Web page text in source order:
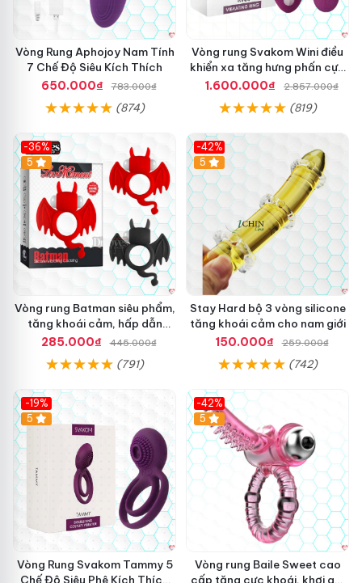
o
m
m
h
đ
e
t
r
í
s
a
u
t
i
h
o
Sau khi thỏa mãn mới nhất , vệ sinh vòng đeo sạchlắp
sẽ đem bảo quảncung cấp
để tái sử dụng.
Để nơi khô ráobảo hành , tránh bụi bẩnNhật Bảnvà
nhiệt độ cao
Để xa tầm tay trẻ em
Vòng Rung Aphojoy Nam Tính
7 Chế Độ Siêu Kích Thích
650.000₫
783.000₫
(874)
Vòng rung Svakom Wini điều
khiển xa tăng hưng phấn cực
đỉnh
1.600.000₫ 2.857.000₫
(819)
-36%
5
Vòng rung Batman siêu phẩm,
tăng khoái cảm, hấp dẫn
người dùng
285.000₫ 445.000₫
(791)
-42%
5
Stay Hard bộ 3 vòng silicone
tăng khoái cảm cho nam giới
150.000₫
259.000₫
(742)
-19%
5
Vòng Rung Svakom Tammy 5
Chế Độ Siêu Phê Kích Thích
-42%
5
Vòng rung Baile Sweet cao
cấp tăng cực khoái, khơi gợi